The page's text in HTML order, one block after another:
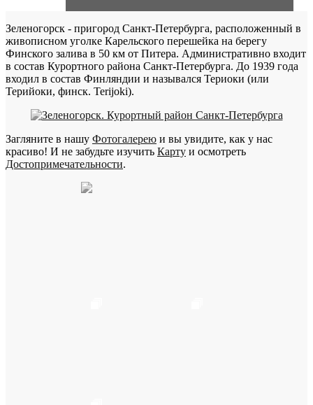
Зеленогорск - пригород Санкт-Петербурга, расположенный в
живописном уголке Карельского перешейка на берегу
Финского залива в 50 км от Питера. Административно входит
в состав Курортного района Санкт-Петербурга. До 1939 года
входил в состав Финляндии и назывался Териоки (или
Терийоки, финск. Terijoki).
Загляните в нашу Фотогалерею и вы увидите, как у нас
красиво! И не забудьте изучить Карту и осмотреть
Достопримечательности.